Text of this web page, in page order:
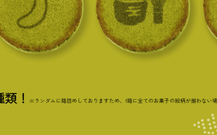
※ランダムに箱詰めしておりますため、1箱に全てのお菓子の絵柄が揃わない場合がご